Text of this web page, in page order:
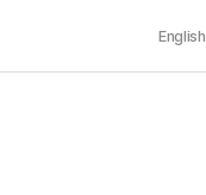
English